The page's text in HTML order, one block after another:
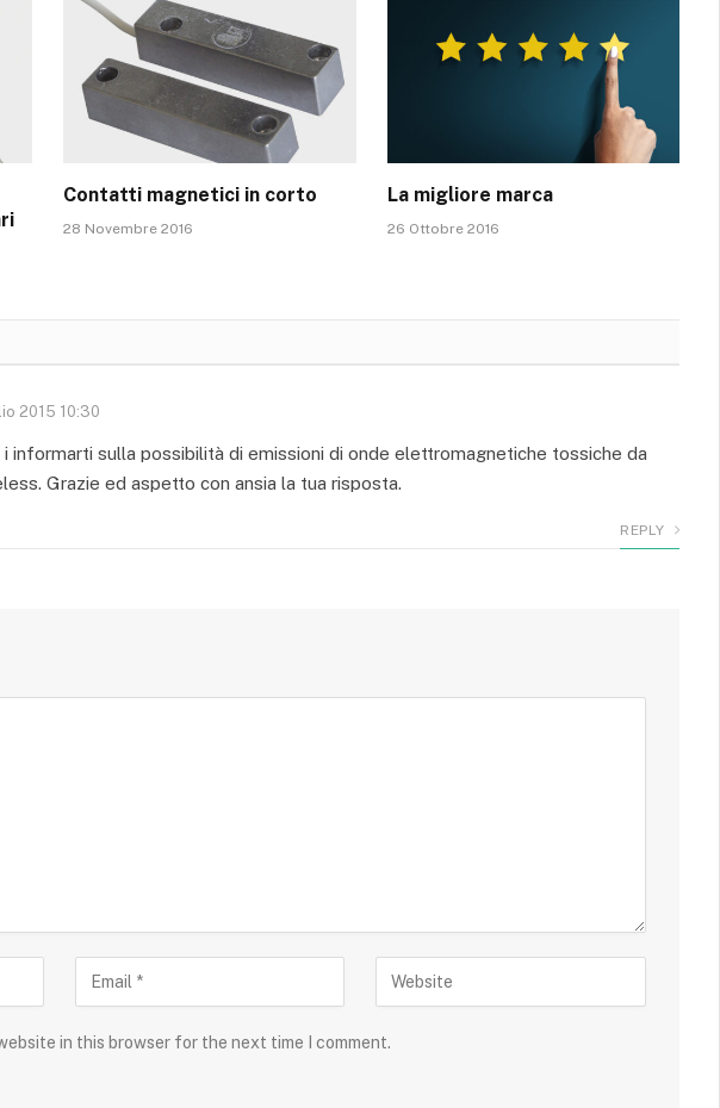
Contatti magnetici in corto
28 Novembre 2016
La migliore marca
26 Ottobre 2016
2015 10:30
i informarti sulla possibilità di emissioni di onde elettromagnetiche tossiche da
Grazie ed aspetto con ansia la tua risposta.
REPLY
in this browser for the next time I comment.